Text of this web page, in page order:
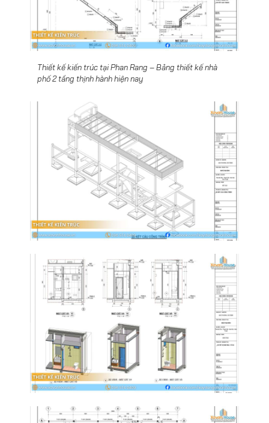
Thiết kế kiến trúc tại Phan Rang – Bảng thiết kế nhà
phố 2 tầng thịnh hành hiện nay